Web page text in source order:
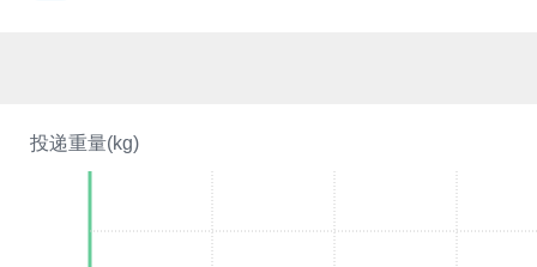
投递重量(kg)